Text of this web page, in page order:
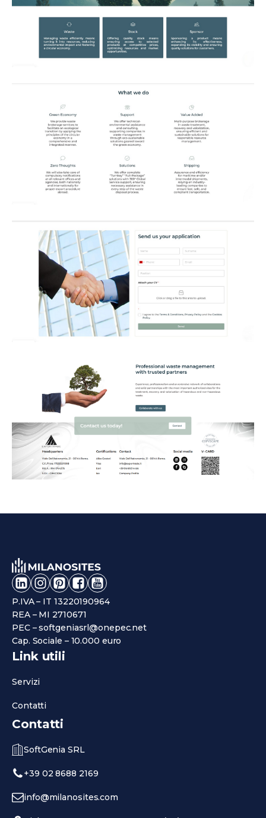
P.IVA – IT 13220190964
REA – MI 2710671
PEC – softgeniasrl@onepec.net
Cap. Sociale – 10.000 euro
Link utili
Servizi
Contatti
Contatti
SoftGenia SRL
+39 02 8688 2169
info@milanosites.com